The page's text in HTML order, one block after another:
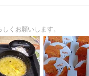
くお願いします。